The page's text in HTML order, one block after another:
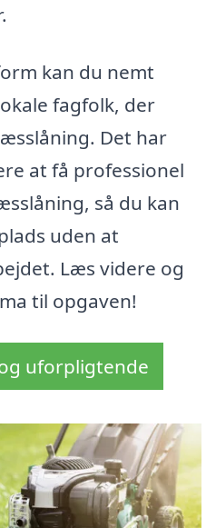
kan du nemt
fagfolk, der
Det har
at få professionel
så du kan
uden at
Læs videre og
til opgaven!
uforpligtende